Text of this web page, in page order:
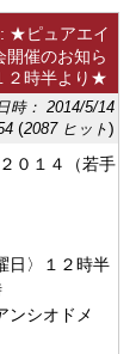
: ★ピュアエイ
開催のお知ら
２時半より★
時： 2014/5/14
(2087 ヒット)
０１４（若手
日〉１２時半
シオドメ